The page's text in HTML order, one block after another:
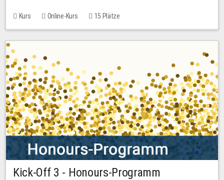
Kurs Online-Kurs 15 Plätze
Kick-Off 3 - Honours-Programm